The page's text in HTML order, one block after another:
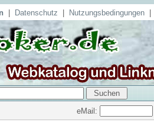
Datenschutz Nutzungsbedingungen
eMail: